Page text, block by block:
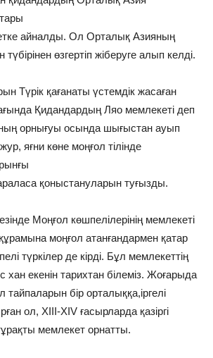
айналды. Ол Орталық Азияның
түбiрiнен өзгертiп жiберуге алып келдi.
Түрік қағанаты үстемдік жасаған
Қидандардың Ляо мемлекеті деп
орнығуы осында шығыстан ауып
яғни көне моңғол тілінде
қоныстануларын туғызды.
Моңғол көшпелілерінің мемлекеті
моңғол атанғандармен қатар
түркілер де кірді. Бұл мемлекеттің
хан екенін тарихтан білеміз. Жоғарыда
тайпаларын бір орталыққа,іргелі
ол, XIII-XIV ғасырларда қазіргі
мемлекет орнатты.